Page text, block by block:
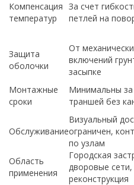
Компенсация
температур
За счет
петлей на
Защита
оболочки
От
включений
засыпке
Монтажные
сроки
Минимальны за
траншей без
Обслуживание
Визуальный
ограничен,
по узлам
Область
применения
Городская
дворовые сети,
реконструкция